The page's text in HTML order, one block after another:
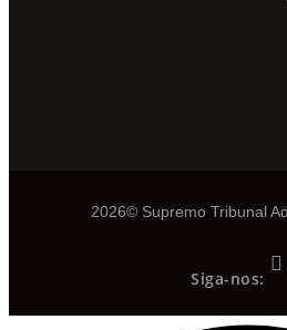
2026© Supremo Tribunal
Siga-nos: